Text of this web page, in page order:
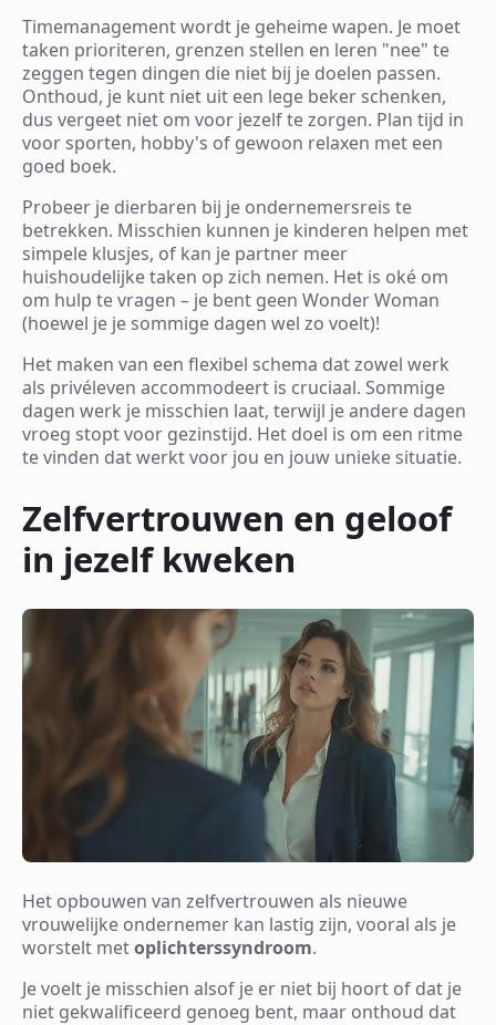
Timemanagement wordt je geheime wapen. Je moet
taken prioriteren, grenzen stellen en leren "nee" te
zeggen tegen dingen die niet bij je doelen passen.
Onthoud, je kunt niet uit een lege beker schenken,
dus vergeet niet om voor jezelf te zorgen. Plan tijd in
voor sporten, hobby's of gewoon relaxen met een
goed boek.
Probeer je dierbaren bij je ondernemersreis te
betrekken. Misschien kunnen je kinderen helpen met
simpele klusjes, of kan je partner meer
huishoudelijke taken op zich nemen. Het is oké om
om hulp te vragen – je bent geen Wonder Woman
(hoewel je je sommige dagen wel zo voelt)!
Het maken van een flexibel schema dat zowel werk
als privéleven accommodeert is cruciaal. Sommige
dagen werk je misschien laat, terwijl je andere dagen
vroeg stopt voor gezinstijd. Het doel is om een ritme
te vinden dat werkt voor jou en jouw unieke situatie.
Zelfvertrouwen en geloof
in jezelf kweken
Het opbouwen van zelfvertrouwen als nieuwe
vrouwelijke ondernemer kan lastig zijn, vooral als je
worstelt metoplichterssyndroom.
Je voelt je misschien alsof je er niet bij hoort of dat je
niet gekwalificeerd genoeg bent, maar onthoud dat